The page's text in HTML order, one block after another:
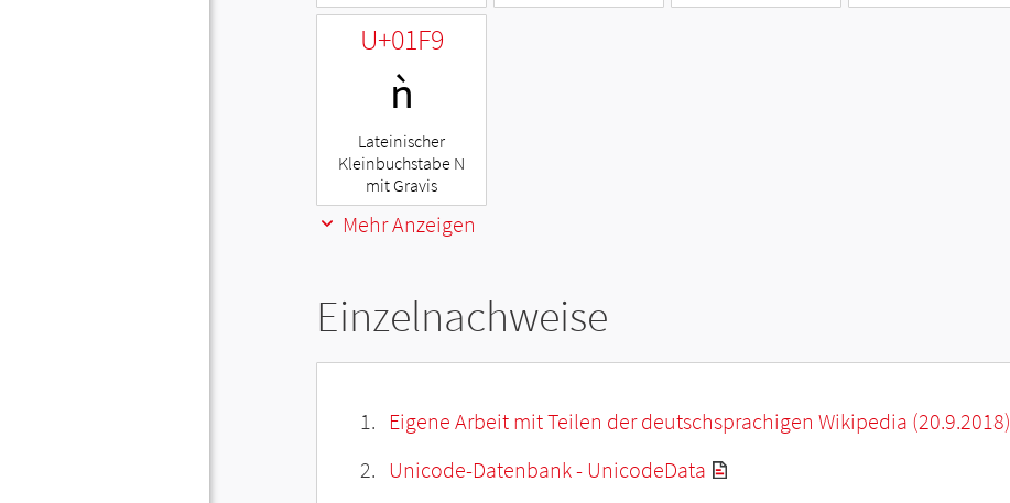
U+01F9
ǹ
Lateinischer
Kleinbuchstabe N
mit Gravis
Mehr Anzeigen
Einzelnachweise
Eigene Arbeit mit Teilen der deutschsprachigen Wikipedia (20.9.2018)
Unicode-Datenbank - UnicodeData